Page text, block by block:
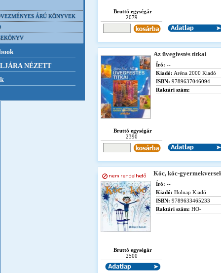
ÁRÚ KÖNYVEK
NÉZETT
Bruttó egységár
2079
Az üvegfestés titkai
Író: --
Kiadó: Aréna 2000 Kiadó
ISBN: 9789637046094
Raktári szám:
Bruttó egységár
2390
Kóc, kóc-
Író: --
Kiadó: Holnap Kiadó
ISBN: 9789633465233
Raktári szám: HO-
Bruttó egységár
2500